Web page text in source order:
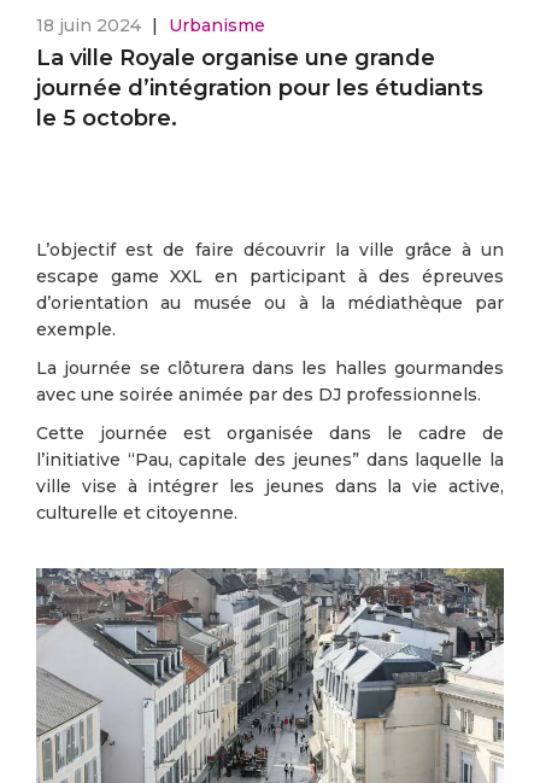
18 juin 2024 | Urbanisme
La ville Royale organise une grande
journée d’intégration pour les étudiants
le 5 octobre.
L’objectif est de faire découvrir la ville grâce à un
escape game XXL en participant à des épreuves
d’orientation au musée ou à la médiathèque par
exemple.
La journée se clôturera dans les halles gourmandes
avec une soirée animée par des DJ professionnels.
Cette journée est organisée dans le cadre de
l’initiative “Pau, capitale des jeunes” dans laquelle la
ville vise à intégrer les jeunes dans la vie active,
culturelle et citoyenne.